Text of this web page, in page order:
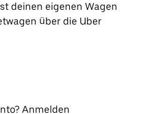
deinen eigenen Wagen
über die Uber
Anmelden